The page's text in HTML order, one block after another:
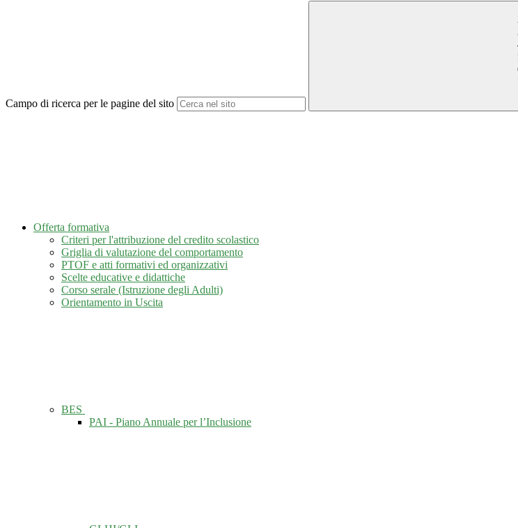
Campo di ricerca per le pagine del sito
Offerta formativa
Criteri per l'attribuzione del credito scolastico
Griglia di valutazione del comportamento
PTOF e atti formativi ed organizzativi
Scelte educative e didattiche
Corso serale (Istruzione degli Adulti)
Orientamento in Uscita
BES
PAI - Piano Annuale per l’Inclusione